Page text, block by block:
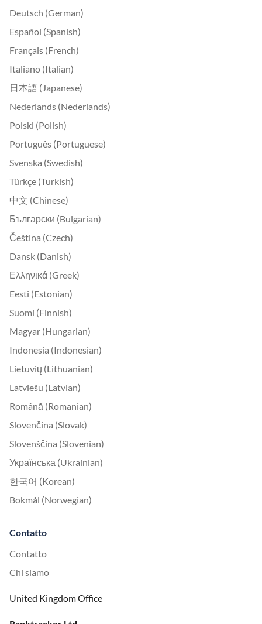
Deutsch (German)
Español (Spanish)
Français (French)
Italiano (Italian)
日本語 (Japanese)
Nederlands (Nederlands)
Polski (Polish)
Português (Portuguese)
Svenska (Swedish)
Türkçe (Turkish)
中文 (Chinese)
Български (Bulgarian)
Čeština (Czech)
Dansk (Danish)
Ελληνικά (Greek)
Eesti (Estonian)
Suomi (Finnish)
Magyar (Hungarian)
Indonesia (Indonesian)
Lietuvių (Lithuanian)
Latviešu (Latvian)
Română (Romanian)
Slovenčina (Slovak)
Slovenščina (Slovenian)
Українська (Ukrainian)
한국어 (Korean)
Bokmål (Norwegian)
Contatto
Contatto
Chi siamo
United Kingdom Office